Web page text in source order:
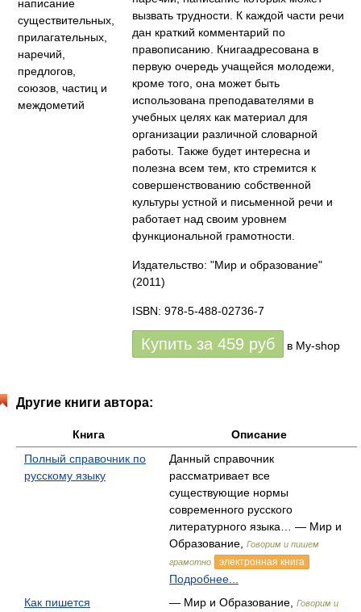
вызвать трудности. К каждой части речи
дан краткий комментарий по
правописанию. Книгаадресована в
первую очередь учащейся молодежи,
кроме того, она может быть
использована преподавателями в
учебных целях как материал для
организации различной словарной
работы. Также будет интересна и
полезна всем тем, кто стремится к
совершенствованию собственной
культуры устной и письменной речи и
работает над своим уровнем
функциональной грамотности.
Издательство: "Мир и образование"
(2011)
ISBN: 978-5-488-02736-7
Купить за 459 руб в My-shop
Другие книги автора:
Книга
Описание
Полный справочник по
русскому языку
Данный справочник
рассматривает все
существующие нормы
современного русского
литературного языка… — Мир и
Образование,
Говорим и пишем
грамотно
электронная книга
Подробнее...
Как пишется
— Мир и Образование,
Говорим и